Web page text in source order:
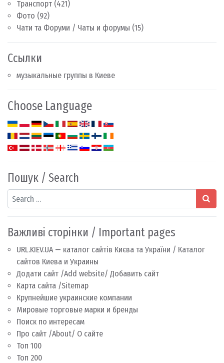
Транспорт (421)
Фото (92)
Чати та Форуми / Чаты и форумы (15)
Ссылки
музыкальные группы в Киеве
Choose Language
Пошук / Search
Search
Важливі сторінки / Important pages
URL.KIEV.UA — каталог сайтів Києва та України / Каталог
сайтов Киева и Украины
Додати сайт /Add website/ Добавить сайт
Карта сайта /Sitemap
Крупнейшие украинские компании
Мировые торговые марки и бренды
Поиск по интересам
Про сайт /About/ О сайте
Топ 100
Топ 200